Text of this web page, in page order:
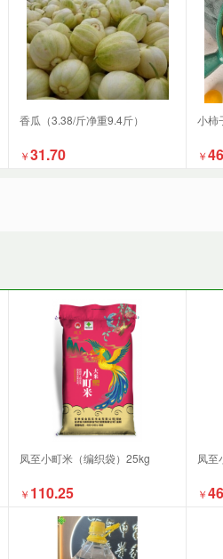
香瓜（3.38/斤净重9.4斤）
￥31.70 ￥
凤至小町米（编织袋）25kg
￥ 110.25
凤至
￥